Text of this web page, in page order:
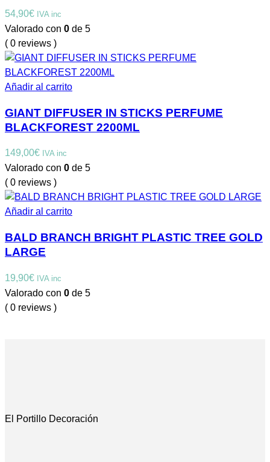
54,90€ IVA inc
Valorado con 0 de 5
( 0 reviews )
Añadir al carrito
GIANT DIFFUSER IN STICKS PERFUME
BLACKFOREST 2200ML
149,00€ IVA inc
Valorado con 0 de 5
( 0 reviews )
Añadir al carrito
BALD BRANCH BRIGHT PLASTIC TREE GOLD
LARGE
19,90€ IVA inc
Valorado con 0 de 5
( 0 reviews )
El Portillo Decoración